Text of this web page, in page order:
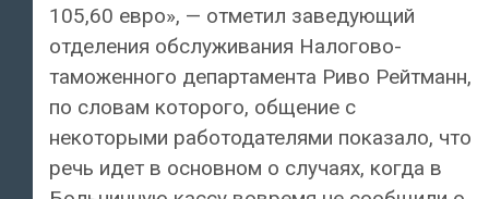
105,60 евро», — отметил заведующий
отделения обслуживания Налогово-
таможенного департамента Риво Рейтманн,
по словам которого, общение с
некоторыми работодателями показало, что
речь идет в основном о случаях, когда в